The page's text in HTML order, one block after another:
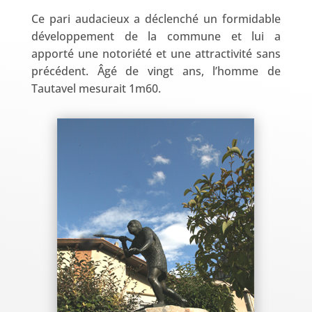
Ce pari audacieux a déclenché un formidable
développement de la commune et lui a
apporté une notoriété et une attractivité sans
précédent. Âgé de vingt ans, l’homme de
Tautavel mesurait 1m60.